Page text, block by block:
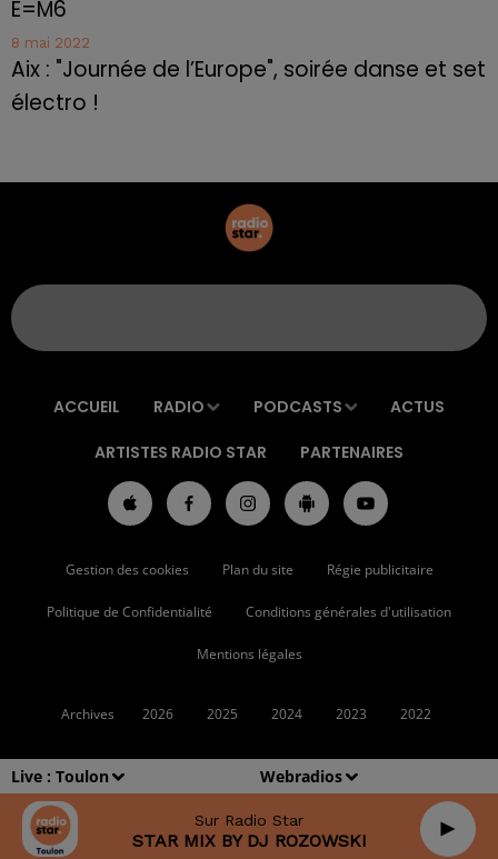
Live : Toulon Webradios
Sur Radio Star
STAR MIX BY DJ ROZOWSKI
E=M6
8 mai 2022
Aix : "Journée de l’Europe", soirée danse et set
électro !
ACCUEIL RADIO PODCASTS ACTUS
ARTISTES RADIO STAR PARTENAIRES
Gestion des cookies Plan du site Régie publicitaire
Politique de Confidentialité Conditions générales d'utilisation
Mentions légales
Archives 2026 2025 2024 2023 2022